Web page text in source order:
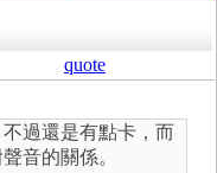
quote
過還是有點卡，而
音的關係。